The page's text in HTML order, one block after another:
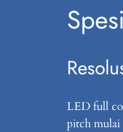
LED full
pitch mulai